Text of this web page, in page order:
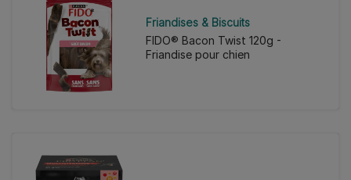
Friandises & Biscuits
FIDO® Bacon Twist 120g -
Friandise pour chien